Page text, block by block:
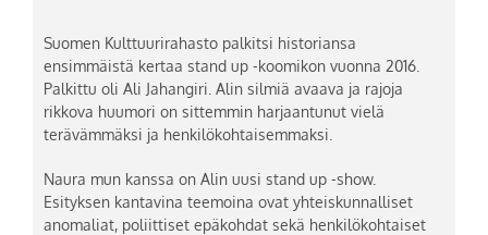
Suomen Kulttuurirahasto palkitsi historiansa
ensimmäistä kertaa stand up -koomikon vuonna 2016.
Palkittu oli Ali Jahangiri. Alin silmiä avaava ja rajoja
rikkova huumori on sittemmin harjaantunut vielä
terävämmäksi ja henkilökohtaisemmaksi.
Naura mun kanssa on Alin uusi stand up -show.
Esityksen kantavina teemoina ovat yhteiskunnalliset
anomaliat, poliittiset epäkohdat sekä henkilökohtaiset